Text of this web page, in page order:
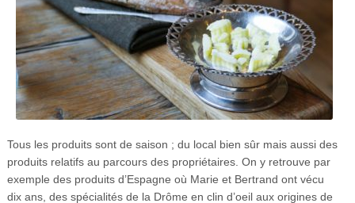
Tous les produits sont de saison ; du local bien sûr mais aussi des
produits relatifs au parcours des propriétaires. On y retrouve par
exemple des produits d’Espagne où Marie et Bertrand ont vécu
dix ans, des spécialités de la Drôme en clin d’oeil aux origines de